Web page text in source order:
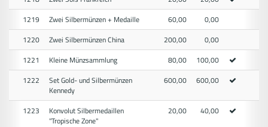
1219
Zwei Silbermünzen + Medaille 60,00
0,00
1220
Zwei Silbermünzen China 200,00
0,00
1221
Kleine Münzsammlung 80,00
100,00
1222
Set Gold- und Silbermünzen
Kennedy
600,00 600,00
1223
Konvolut Silbermedaillen
"Tropische Zone"
20,00 40,00